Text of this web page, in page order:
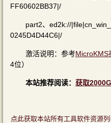
FF60602BB37|/
part2、ed2k://
0245D4D44C6|/
激活说明：参考MicroKMS
4位）
本站推荐阅读： 获取
点此获取本站所有工具软件资源